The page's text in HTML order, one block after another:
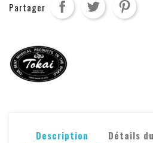
Partager
Description Détails